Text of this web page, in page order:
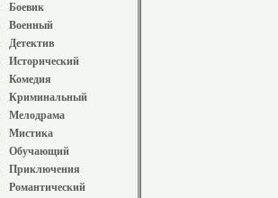
Боевик
Военный
Детектив
Исторический
Комедия
Криминальный
Мелодрама
Мистика
Обучающий
Приключения
Романтический